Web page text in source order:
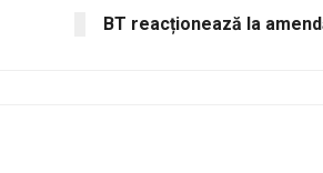
BT reacționează la